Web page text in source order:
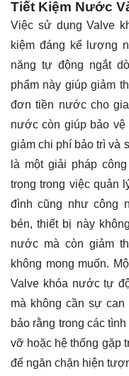
Tiết Kiệm Nước
Việc sử dụng Valve
kiệm đáng kể lượng
năng tự động ngắt
phẩm này giúp giảm
đơn tiền nước cho
nước còn giúp bảo
giảm chi phí bảo trì và
là một giải pháp
trọng trong việc quản
đình cũng như công
bén, thiết bị này
nước mà còn giảm
không mong muốn.
Valve khóa nước tự
mà không cần sự
bảo rằng trong các
vỡ hoặc hệ thống gặp
để ngăn chặn hiện